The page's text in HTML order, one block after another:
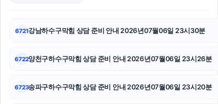
은평하수구막힘
노원하수구막힘
6721강남하수구막힘 상담 준비 안내 2026년07월06일 23시30분
6722양천구하수구막힘 상담 준비 안내 2026년07월06일 23시26분
6723송파구하수구막힘 상담 준비 안내 2026년07월06일 23시20분